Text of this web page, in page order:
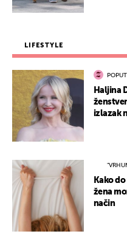
LIFESTYLE
Haljina
izlazak
Kako
žena
način